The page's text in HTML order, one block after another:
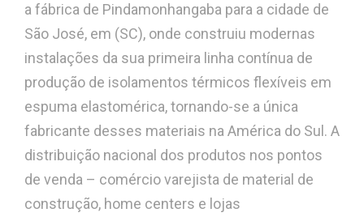
a fábrica de Pindamonhangaba para a cidade de
São José, em (SC), onde construiu modernas
instalações da sua primeira linha contínua de
produção de isolamentos térmicos flexíveis em
espuma elastomérica, tornando-se a única
fabricante desses materiais na América do Sul. A
distribuição nacional dos produtos nos pontos
de venda – comércio varejista de material de
construção, home centers e lojas